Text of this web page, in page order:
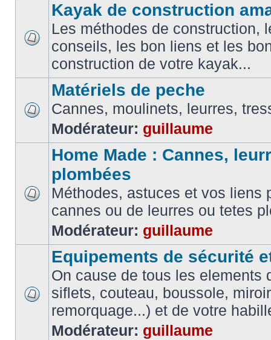
Kayak de construction
Les méthodes de construction,
conseils, les bon liens et les
construction de votre kayak...
Matériels de peche
Cannes, moulinets, leurres,
Modérateur: guillaume
Home Made : Cannes,
plombées
Méthodes, astuces et vos liens
cannes ou de leurres ou tetes
Modérateur: guillaume
Equipements de sécurité
On cause de tous les elements
siflets, couteau, boussole,
remorquage...) et de votre
Modérateur: guillaume